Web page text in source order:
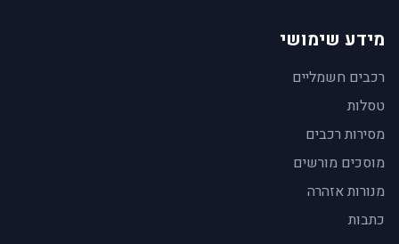
מידע שימושי
רכבים חשמליים
טסלות
מסירות רכבים
מוסכים מורשים
מנורות אזהרה
כתבות